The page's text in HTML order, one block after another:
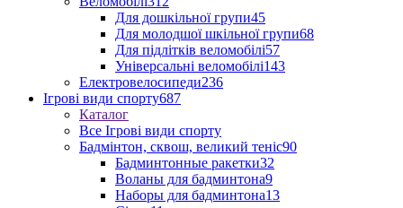
Для дошкільної групи45
Для молодшої шкільної групи68
Для підлітків веломобілі57
Універсальні веломобілі143
Електровелосипеди236
Ігрові види спорту687
Каталог
Все Ігрові види спорту
Бадмінтон, сквош, великий теніс90
Бадминтонные ракетки32
Воланы для бадминтона9
Наборы для бадминтона13